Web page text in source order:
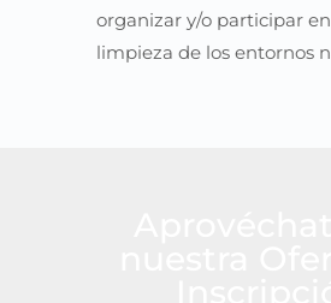
organizar y/o participar
limpieza de los entornos